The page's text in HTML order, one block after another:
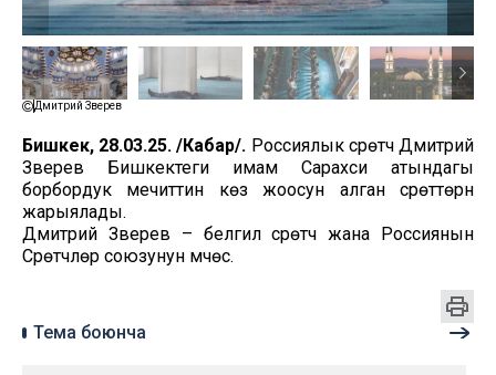
Дмитрий Зверев
Бишкек, 28.03.25. /Кабар/. Россиялык сүрөтчү Дмитрий
Зверев Бишкектеги имам Сарахси атындагы
борбордук мечиттин көз жоосун алган сүрөттөрүн
жарыялады.
Дмитрий Зверев – белгилүү сүрөтчү жана Россиянын
Сүрөтчүлөр союзунун мүчөсү.
Тема боюнча